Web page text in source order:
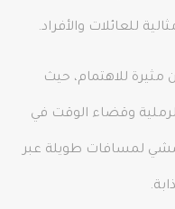
للعائلات والأفراد.
للاهتمام، حيث
وقضاء الوقت في
لمسافات طويلة عبر